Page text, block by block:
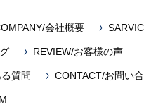
会社概要
REVIEW/お客様の声
質問 CONTACT/お問い